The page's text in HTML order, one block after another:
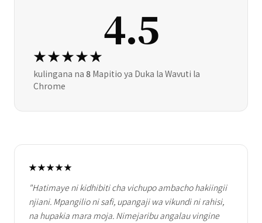
4.5
★★★★★
kulingana na 8 Mapitio ya Duka la Wavuti la
Chrome
★★★★★
"Hatimaye ni kidhibiti cha vichupo ambacho hakiingii
njiani. Mpangilio ni safi, upangaji wa vikundi ni rahisi,
na hupakia mara moja. Nimejaribu angalau vingine